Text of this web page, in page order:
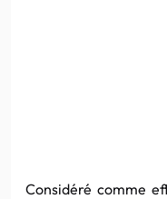
Considéré comme